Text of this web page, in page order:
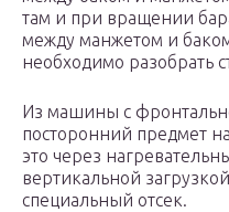
там и при вращении
между манжетом и баком
необходимо разобрать
Из машины с
посторонний предмет
это через
вертикальной
специальный отсек.